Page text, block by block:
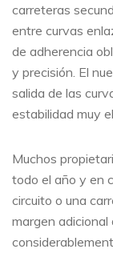
carreteras
entre curvas
de adherencia
y precisión. El
salida de las
estabilidad muy
Muchos
todo el año y en
circuito o una
margen